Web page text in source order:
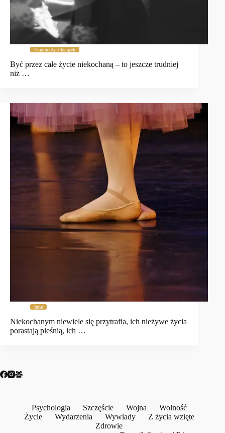
Fragmenty z książek
Być przez całe życie niekochaną – to jeszcze trudniej
niż …
Inne
Niekochanym niewiele się przytrafia, ich nieżywe życia
porastają pleśnią, ich …
Psychologia Szczęście Wojna
Wolność
Życie
Wydarzenia Wywiady
Z życia wzięte
Zdrowie